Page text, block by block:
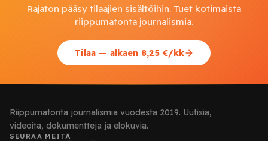
Rajaton pääsy tilaajien sisältöihin. Tuet kotimaista
riippumatonta journalismia.
Tilaa — alkaen 8,25 €/kk
Riippumatonta journalismia vuodesta 2019. Uutisia,
videoita, dokumentteja ja elokuvia.
SEURAA MEITÄ